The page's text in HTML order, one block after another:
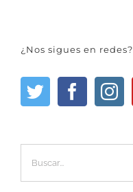
¿Nos sigues en redes?